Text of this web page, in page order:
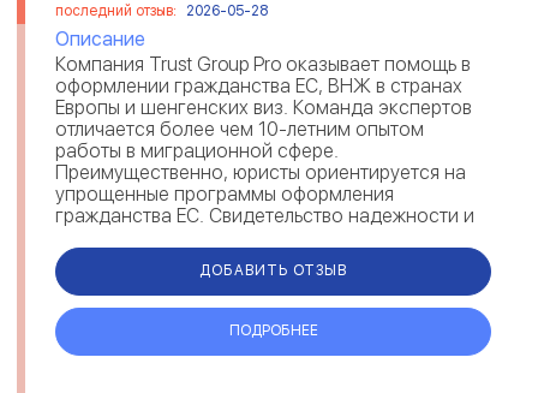
последний отзыв: 2026-05-28
Описание
Компания Trust Group Pro оказывает помощь в
оформлении гражданства ЕС, ВНЖ в странах
Европы и шенгенских виз. Команда экспертов
отличается более чем 10-летним опытом
работы в миграционной сфере.
Преимущественно, юристы ориентируется на
упрощенные программы оформления
гражданства ЕС. Свидетельство надежности и
на рейтингов...
ДОБАВИТЬ ОТЗЫВ
ПОДРОБНЕЕ